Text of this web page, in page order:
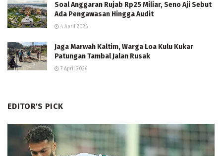
Soal Anggaran Rujab Rp25 Miliar, Seno Aji Sebut
Ada Pengawasan Hingga Audit
4 April 2026
Jaga Marwah Kaltim, Warga Loa Kulu Kukar
Patungan Tambal Jalan Rusak
7 April 2026
EDITOR'S PICK